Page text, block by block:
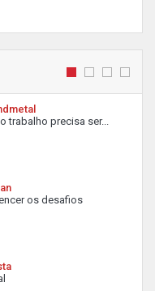
trabalho precisa ser...
os desafios